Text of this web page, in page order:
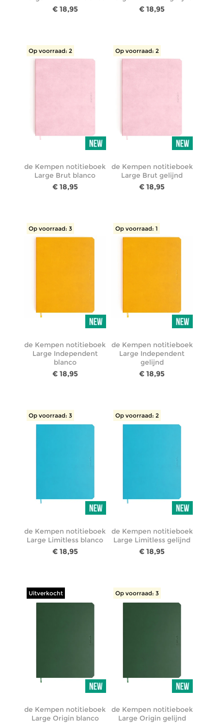
€ 18,95 € 18,95
Op voorraad: 2
de Kempen notitieboek
Large Brut blanco
€ 18,95
Op voorraad: 2
de Kempen notitieboek
Large Brut gelijnd
€ 18,95
Op voorraad: 3
de Kempen notitieboek
Large Independent
blanco
€ 18,95
Op voorraad: 1
de Kempen notitieboek
Large Independent
gelijnd
€ 18,95
Op voorraad: 3
de Kempen notitieboek
Large Limitless blanco
€ 18,95
Op voorraad: 2
de Kempen notitieboek
Large Limitless gelijnd
€ 18,95
Uitverkocht
de Kempen notitieboek
Large Origin blanco
Op voorraad: 3
de Kempen notitieboek
Large Origin gelijnd